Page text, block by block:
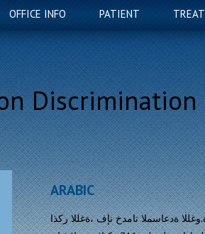
OFFICE INFO PATIENT
Discrimination
ARABIC
كل رفاوتت ة.وغللا ةدعاسملا تامدخ نإف ،ةغللا ركذا